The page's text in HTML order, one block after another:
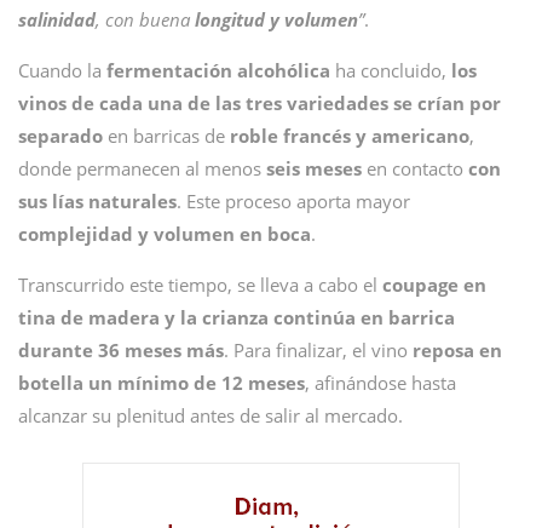
salinidad, con buena longitud y volumen”.
Cuando la fermentación alcohólica ha concluido, los
vinos de cada una de las tres variedades se crían por
separado en barricas de roble francés y americano,
donde permanecen al menos seis meses en contacto con
sus lías naturales. Este proceso aporta mayor
complejidad y volumen en boca.
Transcurrido este tiempo, se lleva a cabo el coupage en
tina de madera y la crianza continúa en barrica
durante 36 meses más. Para finalizar, el vino reposa en
botella un mínimo de 12 meses, afinándose hasta
alcanzar su plenitud antes de salir al mercado.